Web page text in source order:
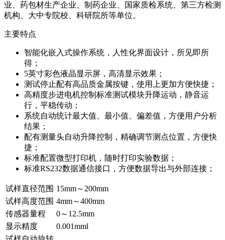
业、药包材生产企业、制药企业、国家质检系统、第三方检测
机构、大中专院校、科研院所等单位。
主要特点
智能化嵌入式操作系统，人性化界面设计，所见即所
得；
5英寸彩色液晶显示屏，高清显示效果；
测试停止配有高品质金属按键，使用上更加方便快捷；
高精度步进电机控制标准测试模块升降运动，静音运
行，平稳传动；
系统自动统计最大值、最小值、偏差值，方便用户分析
结果；
配有测量头自动升降控制，精确调节测点位置，方便快
捷；
标准配置微型打印机，随时打印实验数据；
标准RS232数据通信接口，方便数据导出与外部连接；
试样直径范围 15mm～200mm
试样高度范围 4mm～400mm
传感器量程
0～12.5mm
显示精度
0.001mml